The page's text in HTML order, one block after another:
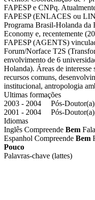
FAPESP e CNPq.
FAPESP (ENLACES ou
Programa Brasil-Holanda
Economy e, recentemente
FAPESP (AGENTS)
Forum/Norface T2S
envolvimento de 6
Holanda). Áreas de interesse
recursos comuns,
institucional, antropologia
Ultimas formações
2003 - 2004 Pós-
2001 - 2004 Pós-
Idiomas
Inglês Compreende Bem Fala
Espanhol Compreende Bem
Pouco
Palavras-chave (lattes)